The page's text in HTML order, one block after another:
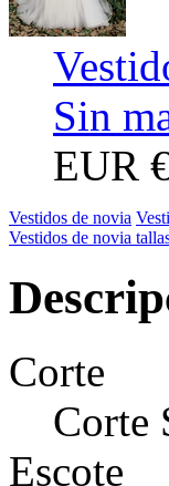
Sin
EUR
Vestidos de novia
Vestidos de novia
Corte
Corte
Escote